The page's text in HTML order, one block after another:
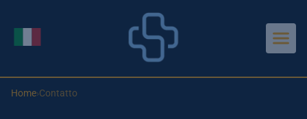
Cambia lingua
Home›Contatto